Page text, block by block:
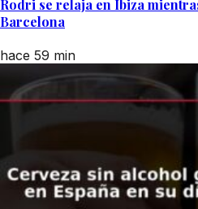
Rodri se relaja en Ibiza
Barcelona
hace 59 min